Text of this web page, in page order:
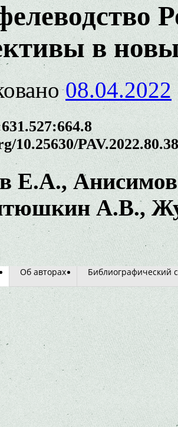
в
08.04.2022
10.25630/
Е.А., Анисимов
А.В.,
Об авторах Библиографический